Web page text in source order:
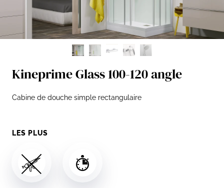
Kineprime Glass 100-120 angle
Cabine de douche simple rectangulaire
LES PLUS